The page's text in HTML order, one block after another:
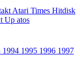
Atari Times Hitdisk
Up atos
1994 1995 1996 1997